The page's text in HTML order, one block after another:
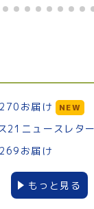
お届け NEW
21ニュースレタ
お届け
もっと見る